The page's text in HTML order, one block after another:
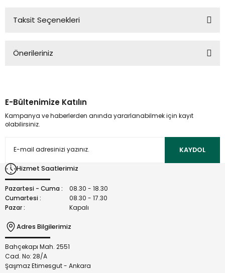
Taksit Seçenekleri
Önerileriniz
kullanarak tarafımıza iletebilirsiniz.
Görüş ve önerileriniz için teşekkür ederiz.
Ürün açıklamasında eksik bilgiler bulunuyor.
Bu ürüne benzer farklı alternatifler olmalı.
E-Bültenimize Katılın
Kampanya ve haberlerden anında yararlanabilmek için kayıt
olabilirsiniz.
KAYDOL
Hizmet Saatlerimiz
Pazartesi - Cuma :
08.30 - 18.30
Cumartesi :
08.30 - 17.30
Pazar :
Kapalı
Adres Bilgilerimiz
Bahçekapı Mah. 2551
Cad. No: 28/A
Şaşmaz Etimesgut - Ankara